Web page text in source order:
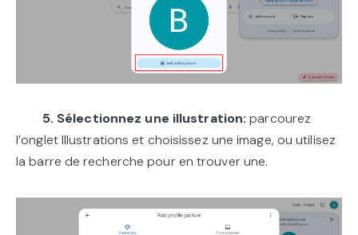
5. Sélectionnez une illustration:parcourez
l’onglet Illustrations et choisissez une image, ou utilisez
la barre de recherche pour en trouver une.